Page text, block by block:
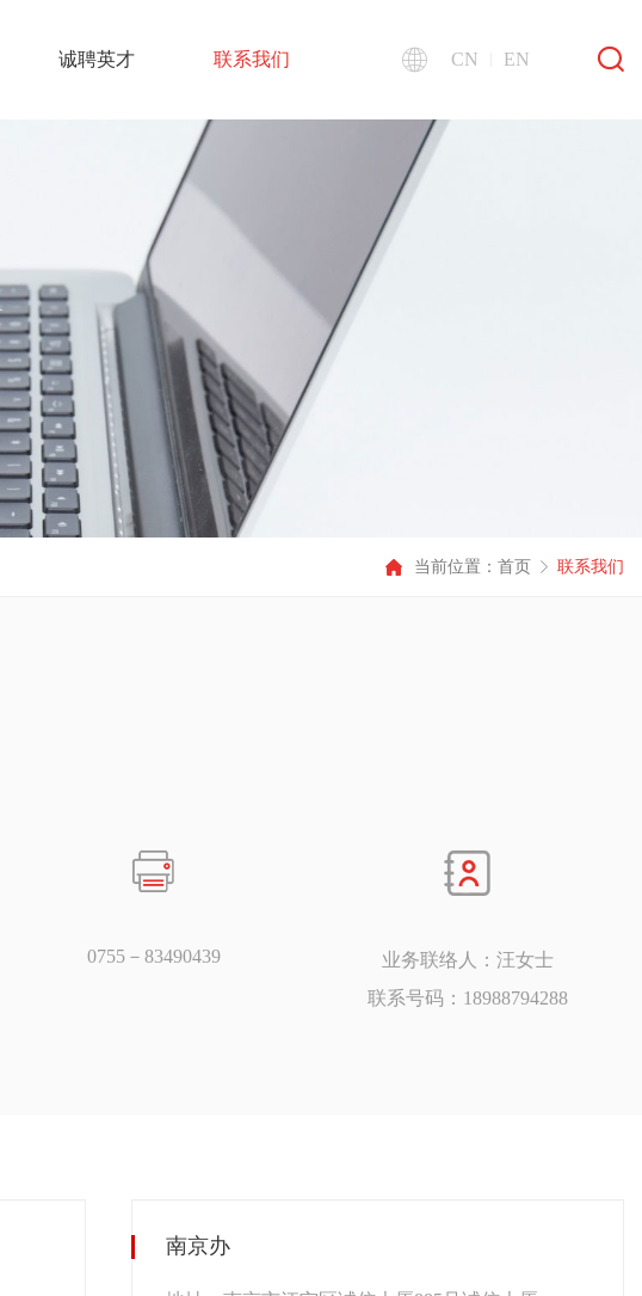
诚聘英才 联系我们 CN EN
当前位置： 首页 联系我们
0755－83490439
业务联络人：汪女士
联系号码：18988794288
南京办